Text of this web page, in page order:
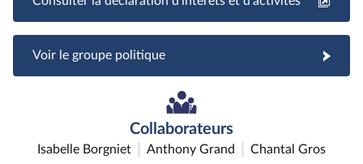
Voir le groupe politique
Collaborateurs
Isabelle Borgniet Anthony Grand Chantal Gros